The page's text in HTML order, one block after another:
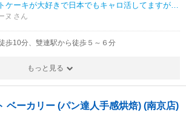
キャロットケーキが大好きで日本でもキャロ活してますが、台湾では初めてキャロットケーキを食べました。大きくて甘さは控えめ。人参感はしっかりあるけどスパイスはそこまで強くない。トッピング以外に生地にもナッツがごろごろ入っていて
ヌ
歩10分、雙連駅から徒歩５～６分
もっと見る
ベーカリー (パン達人手感烘焙) (南京店)